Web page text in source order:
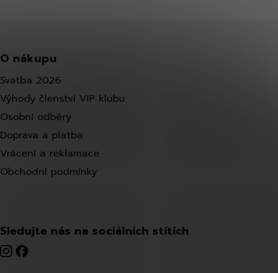
O nákupu
Svatba 2026
Výhody členství VIP klubu
Osobní odběry
Doprava a platba
Vrácení a reklamace
Obchodní podmínky
Sledujte nás na sociálních stítích